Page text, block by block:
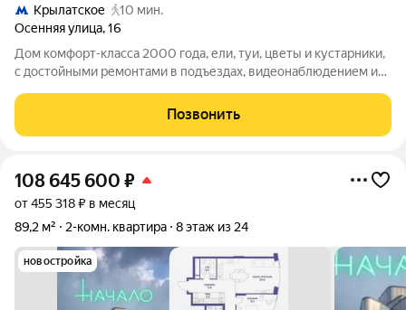
Крылатское
10 мин.
Осенняя улица,16
Дом комфорт-класса 2000 года, ели, туи, цветы и кустарники,
с достойными ремонтами в подъездах, видеонаблюдением и
мягкими покрытиями. Квартира с шикарными видами на запад -
панорама горизонт
Позвонить
108 645 600 ₽
от 455 318 ₽ в месяц
89,2 м²
2-комн. квартира 8 этаж из 24
новостройка